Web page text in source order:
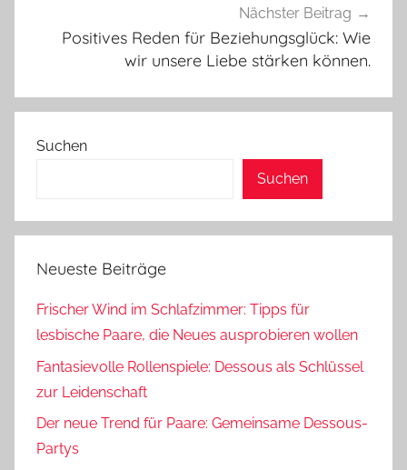
Nächster Beitrag
Positives Reden für Beziehungsglück: Wie
wir unsere Liebe stärken können.
Suchen
Suchen
Neueste Beiträge
Frischer Wind im Schlafzimmer: Tipps für
lesbische Paare, die Neues ausprobieren wollen
Fantasievolle Rollenspiele: Dessous als Schlüssel
zur Leidenschaft
Der neue Trend für Paare: Gemeinsame Dessous-
Partys